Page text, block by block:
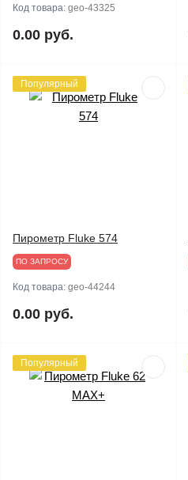
Код товара: geo-43325
0.00 руб.
Популярный
Пирометр Fluke 574
ПО ЗАПРОСУ
Код товара: geo-44244
0.00 руб.
Популярный